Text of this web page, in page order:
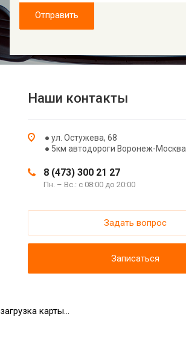
Отправить
Наши контакты
● ул. Остужева, 68
● 5км автодороги Воронеж-Москва.
8 (473) 300 21 27
Пн. – Вс.: с 08:00 до 20:00
Задать вопрос
Записаться
загрузка карты...